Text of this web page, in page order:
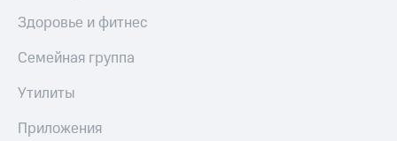
Здоровье и фитнес
Семейная группа
Утилиты
Приложения